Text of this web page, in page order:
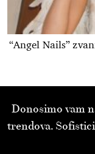
“Angel Nails”
Donosimo vam
trendova.